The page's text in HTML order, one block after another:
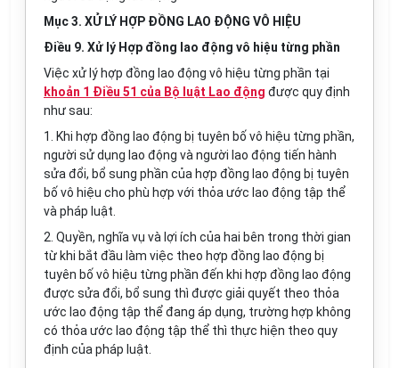
Mục 3. XỬ LÝ HỢP ĐỒNG LAO ĐỘNG VÔ HIỆU
Điều 9. Xử lý Hợp đồng lao động vô hiệu từng phần
Việc xử lý hợp đồng lao động vô hiệu từng phần tại
khoản 1 Điều 51 của Bộ luật Lao động được quy định
như sau:
1. Khi hợp đồng lao động bị tuyên bố vô hiệu từng phần,
người sử dụng lao động và người lao động tiến hành
sửa đổi, bổ sung phần của hợp đồng lao động bị tuyên
bố vô hiệu cho phù hợp với thỏa ước lao động tập thể
và pháp luật.
2. Quyền, nghĩa vụ và lợi ích của hai bên trong thời gian
từ khi bắt đầu làm việc theo hợp đồng lao động bị
tuyên bố vô hiệu từng phần đến khi hợp đồng lao động
được sửa đổi, bổ sung thì được giải quyết theo thỏa
ước lao động tập thể đang áp dụng, trường hợp không
có thỏa ước lao động tập thể thì thực hiện theo quy
định của pháp luật.